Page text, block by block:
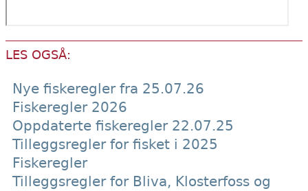
LES OGSÅ:
Nye fiskeregler fra 25.07.26
Fiskeregler 2026
Oppdaterte fiskeregler 22.07.25
Tilleggsregler for fisket i 2025
Fiskeregler
Tilleggsregler for Bliva, Klosterfoss og